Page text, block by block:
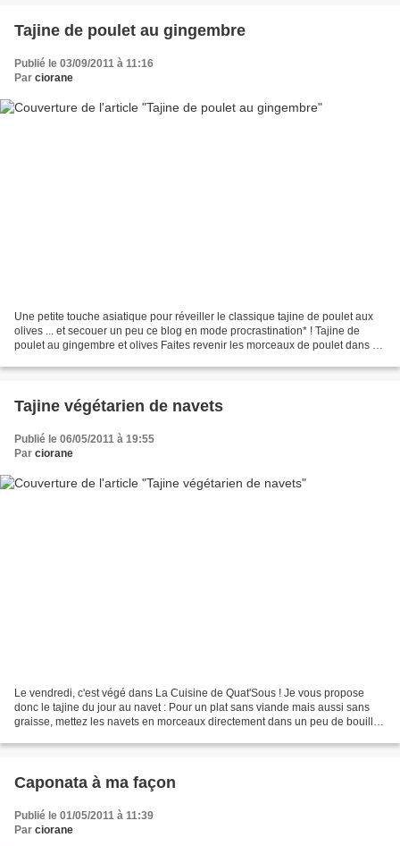
Tajine de poulet au gingembre
Publié le 03/09/2011 à 11:16
Par ciorane
Une petite touche asiatique pour réveiller le classique tajine de poulet aux
olives ... et secouer un peu ce blog en mode procrastination* ! Tajine de
poulet au gingembre et olives Faites revenir les morceaux de poulet dans un
Tajine végétarien de navets
Publié le 06/05/2011 à 19:55
Par ciorane
Le vendredi, c'est végé dans La Cuisine de Quat'Sous ! Je vous propose
donc le tajine du jour au navet : Pour un plat sans viande mais aussi sans
graisse, mettez les navets en morceaux directement dans un peu de bouillon
Caponata à ma façon
Publié le 01/05/2011 à 11:39
Par ciorane